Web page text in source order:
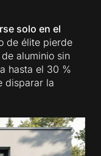
solo en el
de élite pierde
aluminio sin
hasta el 30 %
disparar la